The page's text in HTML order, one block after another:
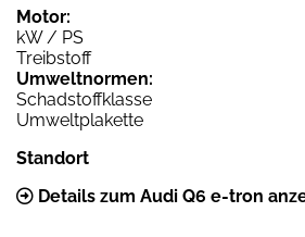
Motor:
kW / PS
Treibstoff
Umweltnormen:
Schadstoffklasse
Umweltplakette
Standort
Details zum Audi Q6 e-tron